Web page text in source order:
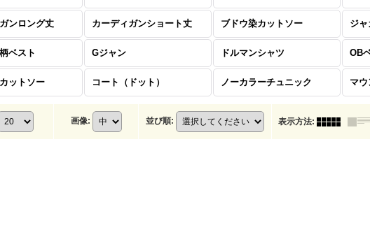
ンロング丈 カーディガンショート丈 ブドウ染カットソー ジ
ベスト Gジャン ドルマンシャツ OB
ットソー コート（ドット） ノーカラーチュニック マ
画像: 並び順: 表示方法: